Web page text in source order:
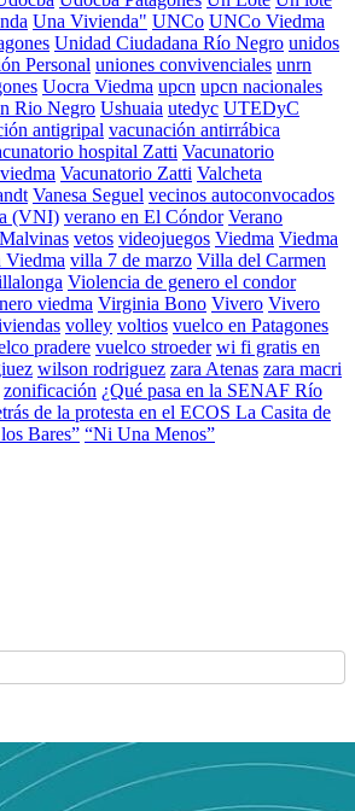
Una Vivienda" UNCo UNCo Viedma
Unidad Ciudadana Río Negro unidos
Personal uniones convivenciales unrn
Uocra Viedma upcn upcn nacionales
Rio Negro Ushuaia utedyc UTEDyC
antigripal vacunación antirrábica
hospital Zatti Vacunatorio
Vacunatorio Zatti Valcheta
Vanesa Seguel vecinos autoconvocados
(VNI) verano en El Cóndor Verano
vetos videojuegos Viedma Viedma
Viedma villa 7 de marzo Villa del Carmen
Violencia de genero el condor
viedma Virginia Bono Vivero Vivero
volley voltios vuelco en Patagones
pradere vuelco stroeder wi fi gratis en
wilson rodriguez zara Atenas zara macri
zonificación ¿Qué pasa en la SENAF Río
de la protesta en el ECOS La Casita de
Bares” “Ni Una Menos”